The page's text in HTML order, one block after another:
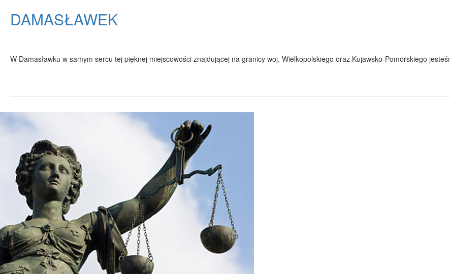
DAMASŁAWEK
W Damasławku w samym sercu tej pięknej miejscowości znajdującej na granicy woj. Wielkopolskiego oraz Kujawsko-Pomorskiego